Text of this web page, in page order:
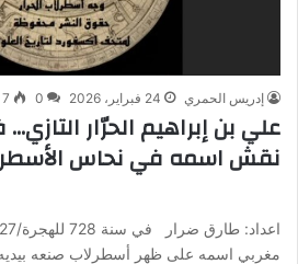
إدريس الحمري 24 فبراير، 2026 0
7
علي بن إبراهيم الحرّار
نقش اسمه في نحاس
مغربي اسمه على ظهر أسطرلاب صنعه